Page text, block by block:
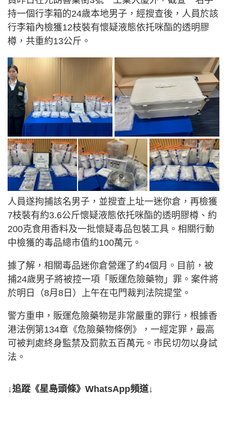
持一個行李箱的24歲本地男子，經搜查後，人員於該
行李箱內檢獲12枝裝有懷疑液態依托咪酯的透明膠
樽，共重約13公斤。
人員遂拘捕該名男子，並搜查上址一迷你倉，再檢獲
7枝裝有約3.6公斤懷疑液態依托咪酯的透明膠樽、約
200克食用香料及一批懷疑毒品包裝工具。相關行動
中檢獲的毒品總市值約100萬元。
據了解，相關毒品迷你倉營運了約4個月。目前，被
捕24歲男子將被控一項「販運危險藥物」罪。案件將
於明日（8月8日）上午在屯門裁判法院提堂。
警方重申，販運危險藥物是非常嚴重的罪行，根據香
港法例第134章《危險藥物條例》，一經定罪，最高
可被判處終身監禁及罰款五百萬元。市民切勿以身試
法。
↓追蹤《星島頭條》WhatsApp頻道↓